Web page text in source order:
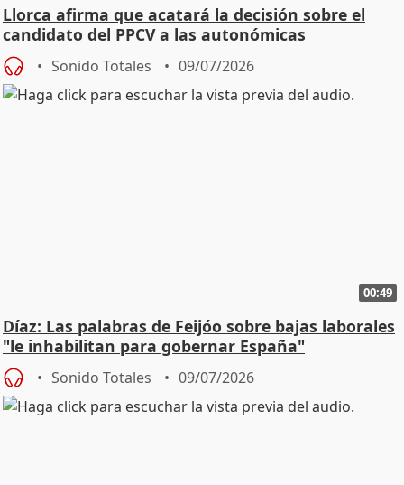
Llorca afirma que acatará la decisión sobre el
candidato del PPCV a las autonómicas
Sonido Totales 09/07/2026
00:49
Díaz: Las palabras de Feijóo sobre bajas laborales
"le inhabilitan para gobernar España"
Sonido Totales 09/07/2026